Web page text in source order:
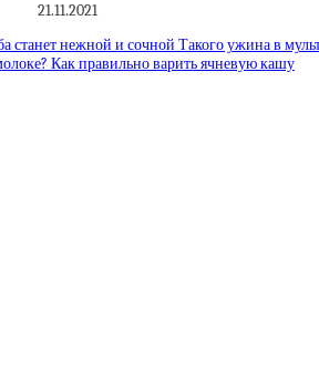
21.11.2021
станет нежной и сочной Такого ужина в
Как правильно варить ячневую кашу